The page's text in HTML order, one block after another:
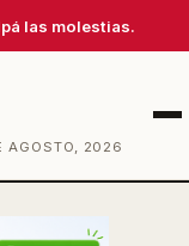
las molestias.
AGOSTO, 2026
Menú